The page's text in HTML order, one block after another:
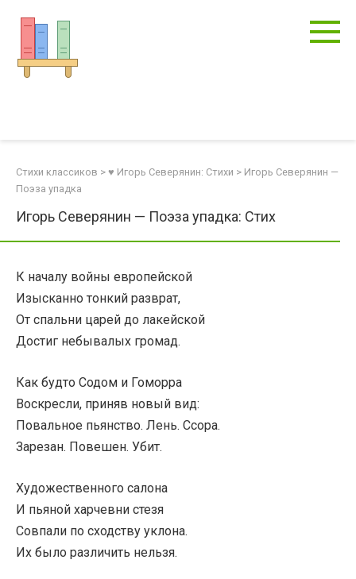
контенту
Стихи классиков > ♥ Игорь Северянин: Стихи > Игорь Северянин —
Поэза упадка
Игорь Северянин — Поэза упадка: Стих
К началу войны европейской
Изысканно тонкий разврат,
От спальни царей до лакейской
Достиг небывалых громад.
Как будто Содом и Гоморра
Воскресли, приняв новый вид:
Повальное пьянство. Лень. Ссора.
Зарезан. Повешен. Убит.
Художественного салона
И пьяной харчевни стезя
Совпали по сходству уклона.
Их было различить нельзя.